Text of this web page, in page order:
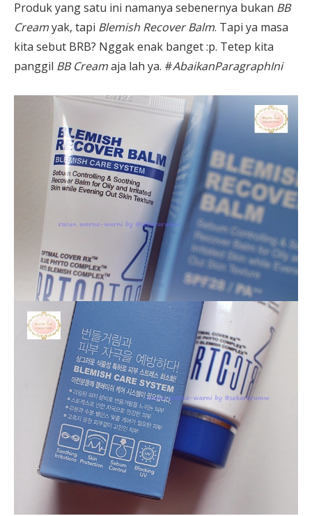
Produk yang satu ini namanya sebenernya bukan BB
Creamyak, tapi Blemish Recover Balm. Tapi ya masa
kita sebut BRB? Nggak enak banget :p. Tetep kita
panggil BB Creamaja lah ya. #AbaikanParagraphIni